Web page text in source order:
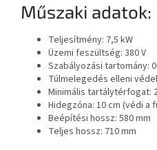
Műszaki adatok:
Teljesítmény: 7,5 kW
Üzemi feszültség: 380 V
Szabályozási tartomány:
Túlmelegedés elleni
Minimális tartálytérfogat:
Hidegzóna: 10 cm (védi
Beépítési hossz: 580 mm
Teljes hossz: 710 mm